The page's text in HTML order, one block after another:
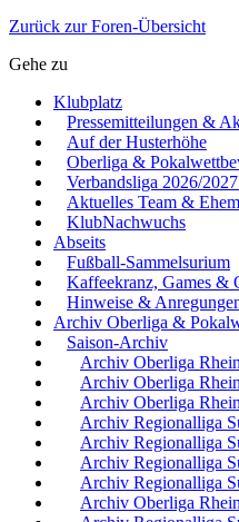
Zurück zur Foren-Übersicht
Gehe zu
Klubplatz
Pressemitteilungen &
Auf der Husterhöhe
Oberliga &
Verbandsliga 2026/
Aktuelles Team &
KlubNachwuchs
Abseits
Fußball-Sammelsurium
Kaffeekranz, Games &
Hinweise &
Archiv Oberliga &
Saison-Archiv
Archiv Oberliga
Archiv Oberliga
Archiv Oberliga
Archiv Regionalliga
Archiv Regionalliga
Archiv Regionalliga
Archiv Regionalliga
Archiv Oberliga